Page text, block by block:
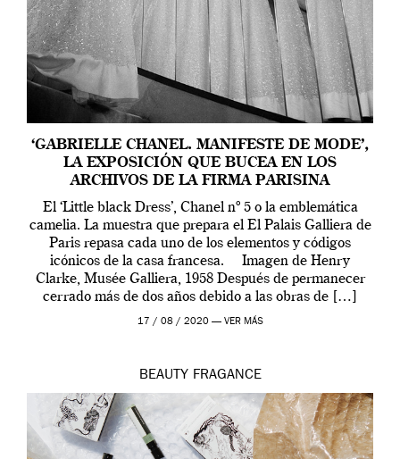
‘GABRIELLE CHANEL. MANIFESTE DE MODE’,
LA EXPOSICIÓN QUE BUCEA EN LOS
ARCHIVOS DE LA FIRMA PARISINA
El ‘Little black Dress’, Chanel nº 5 o la emblemática
camelia. La muestra que prepara el El Palais Galliera de
Paris repasa cada uno de los elementos y códigos
icónicos de la casa francesa. Imagen de Henry
Clarke, Musée Galliera, 1958 Después de permanecer
cerrado más de dos años debido a las obras de […]
17 / 08 / 2020 — VER MÁS
BEAUTY FRAGANCE